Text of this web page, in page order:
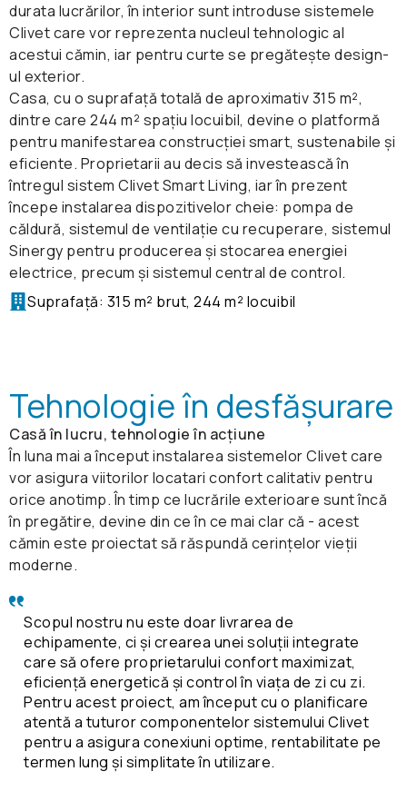
durata lucrărilor, în interior sunt introduse sistemele
Clivet care vor reprezenta nucleul tehnologic al
acestui cămin, iar pentru curte se pregătește design-
ul exterior.
Casa, cu o suprafață totală de aproximativ 315 m²,
dintre care 244 m² spațiu locuibil, devine o platformă
pentru manifestarea construcției smart, sustenabile și
eficiente. Proprietarii au decis să investească în
întregul sistem Clivet Smart Living, iar în prezent
începe instalarea dispozitivelor cheie: pompa de
căldură, sistemul de ventilație cu recuperare, sistemul
Sinergy pentru producerea și stocarea energiei
electrice, precum și sistemul central de control.
Suprafață: 315 m² brut, 244 m² locuibil
Tehnologie în desfășurare
Casă în lucru, tehnologie în acțiune
În luna mai a început instalarea sistemelor Clivet care
vor asigura viitorilor locatari confort calitativ pentru
orice anotimp. În timp ce lucrările exterioare sunt încă
în pregătire, devine din ce în ce mai clar că - acest
cămin este proiectat să răspundă cerințelor vieții
moderne.
Scopul nostru nu este doar livrarea de
echipamente, ci și crearea unei soluții integrate
care să ofere proprietarului confort maximizat,
eficiență energetică și control în viața de zi cu zi.
Pentru acest proiect, am început cu o planificare
atentă a tuturor componentelor sistemului Clivet
pentru a asigura conexiuni optime, rentabilitate pe
termen lung și simplitate în utilizare.